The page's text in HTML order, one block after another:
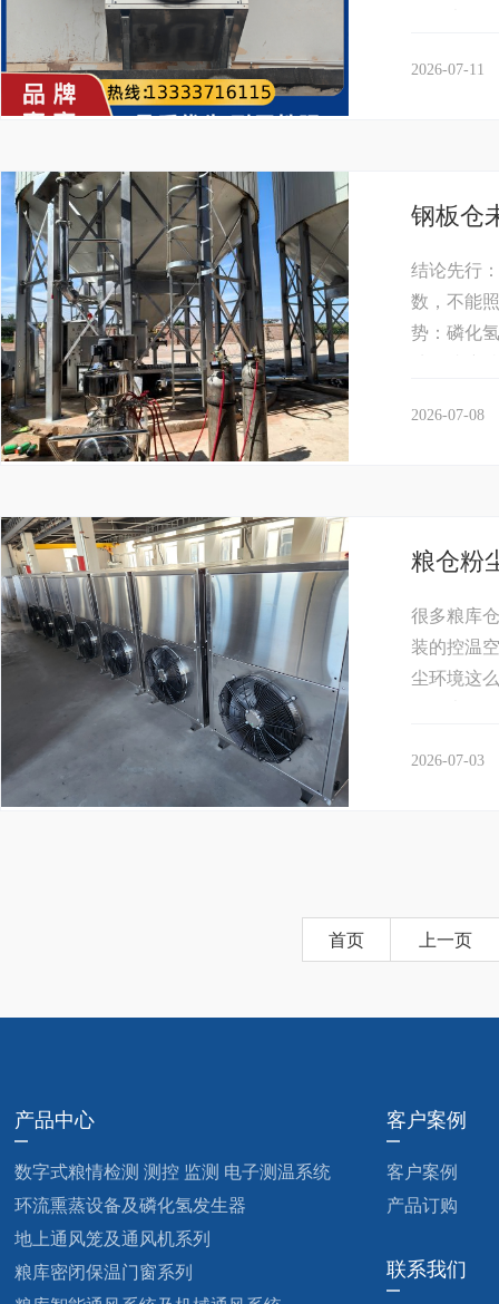
2026-07-11
钢板仓
结论先行
数，不能
势：磷化
2026-07-08
粮仓粉
很多粮库
装的控温
尘环境这
2026-07-03
首页 上一页
产品中心
数字式粮情检测 测控 监测 电子测温系统
环流熏蒸设备及磷化氢发生器
地上通风笼及通风机系列
粮库密闭保温门窗系列
客户案例
客户案例
产品订购
联系我们